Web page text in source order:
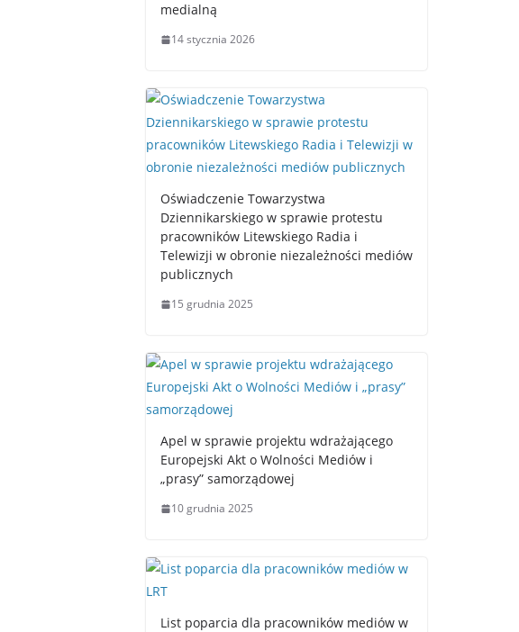
medialną
14 stycznia 2026
Oświadczenie Towarzystwa
Dziennikarskiego w sprawie protestu
pracowników Litewskiego Radia i
Telewizji w obronie niezależności mediów
publicznych
15 grudnia 2025
Apel w sprawie projektu wdrażającego
Europejski Akt o Wolności Mediów i
„prasy” samorządowej
10 grudnia 2025
List poparcia dla pracowników mediów w